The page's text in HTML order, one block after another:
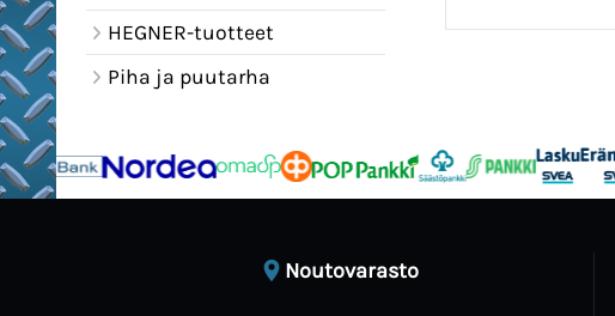
HEGNER-tuotteet
Piha ja puutarha
Noutovarasto